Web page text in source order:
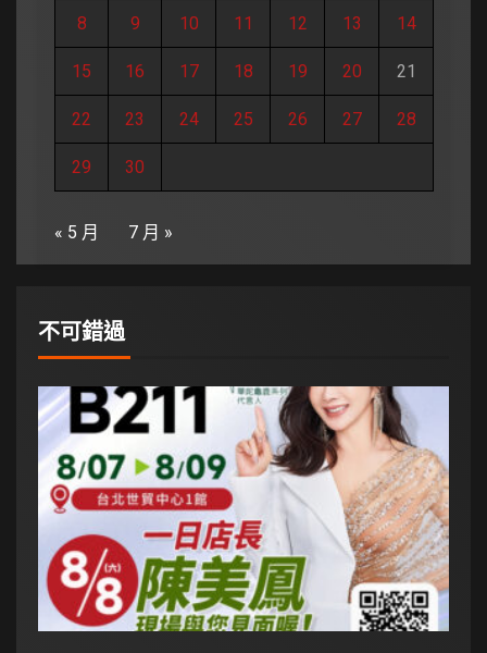
8 9 10 11 12 13 14
15 16 17 18 19 20 21
22 23 24 25 26 27 28
29 30
« 5 月 7 月 »
不可錯過